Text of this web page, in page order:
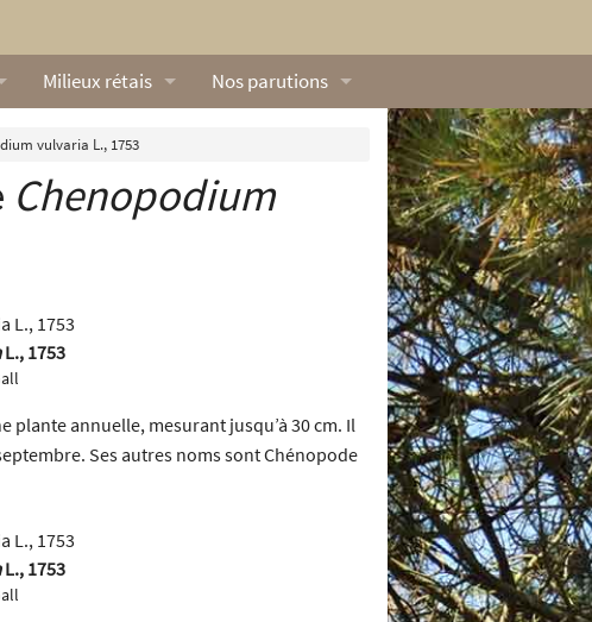
?
Milieux rétais
Lexique
Galerie rétaise
Nos parutions
L’Œillet des dunes
Vidéos naturalistes de Ré Nature
vulvaria L., 1753
Chenopodium
L., 1753
plante annuelle, mesurant jusqu’à 30 cm. Il
Ses autres noms sont Chénopode
L., 1753